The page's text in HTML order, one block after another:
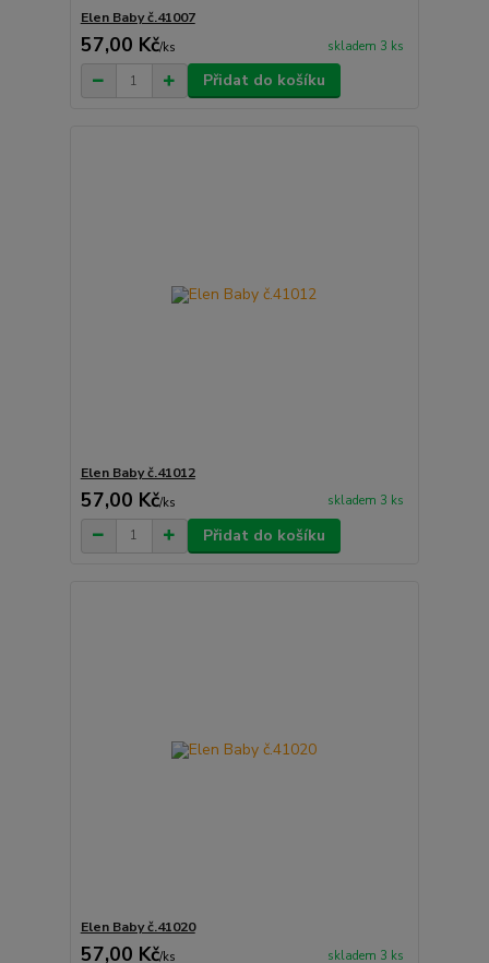
Elen Baby č.41007
57,00 Kč/ks skladem 3 ks
Přidat do košíku
Elen Baby č.41012
57,00 Kč/ks skladem 3 ks
Přidat do košíku
Elen Baby č.41020
57,00 Kč/ks skladem 3 ks